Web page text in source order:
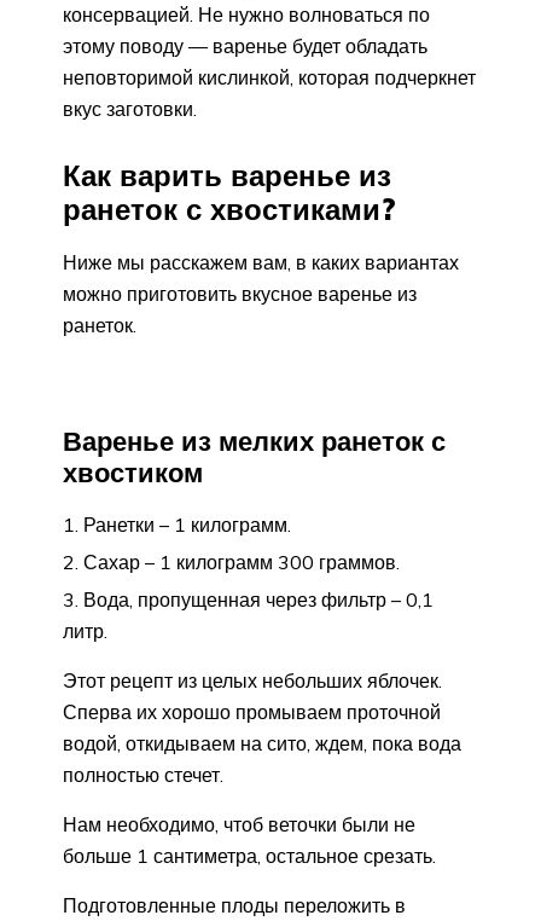
консервацией. Не нужно волноваться по
этому поводу — варенье будет обладать
неповторимой кислинкой, которая подчеркнет
вкус заготовки.
Как варить варенье из
ранеток с хвостиками?
Ниже мы расскажем вам, в каких вариантах
можно приготовить вкусное варенье из
ранеток.
Варенье из мелких ранеток с
хвостиком
Ранетки – 1 килограмм.
Сахар – 1 килограмм 300 граммов.
Вода, пропущенная через фильтр – 0,1
литр.
Этот рецепт из целых небольших яблочек.
Сперва их хорошо промываем проточной
водой, откидываем на сито, ждем, пока вода
полностью стечет.
Нам необходимо, чтоб веточки были не
больше 1 сантиметра, остальное срезать.
Подготовленные плоды переложить в